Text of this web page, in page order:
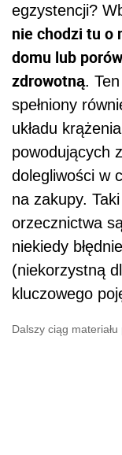
egzystencji?
nie chodzi tu o
domu lub
zdrowotną.
spełniony
układu
powodujących
dolegliwości w
na zakupy.
orzecznictwa
niekiedy
(niekorzystną
kluczowego
Dalszy ciąg